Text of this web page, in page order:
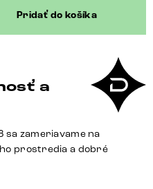
Pridať do košíka
a
sa zameriavame na
prostredia a dobré